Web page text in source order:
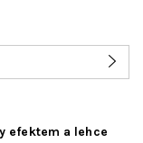
efektem a lehce